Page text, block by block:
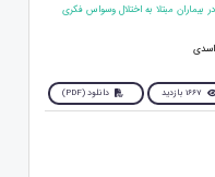
بیماران مبتلا به اختلال وسواس فکری
1667 بازدید دانلود (PDF)